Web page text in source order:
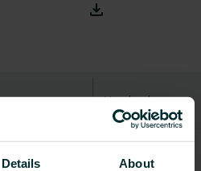
Details About
Nach oben